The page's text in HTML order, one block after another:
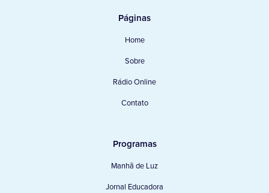
Páginas
Home
Sobre
Rádio Online
Contato
Programas
Manhã de Luz
Jornal Educadora